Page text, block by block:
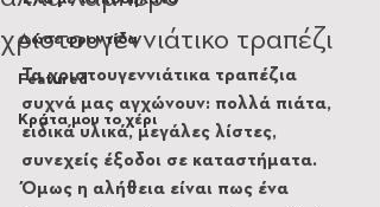
Δώσε φροντίδα
Featured
Κράτα μου το χέρι
χριστουγεννιάτικο τραπέζι
Τα χριστουγεννιάτικα τραπέζια
συχνά μας αγχώνουν: πολλά πιάτα,
ειδικά υλικά, μεγάλες λίστες,
συνεχείς έξοδοι σε καταστήματα.
Όμως η αλήθεια είναι πως ένα